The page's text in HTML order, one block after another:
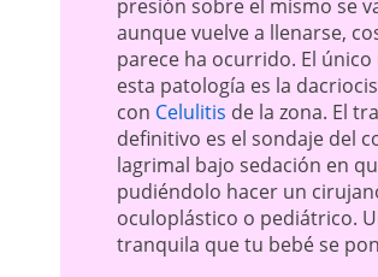
presión sobre el mismo se
aunque vuelve a llenarse,
parece ha ocurrido. El único
esta patología es la
con Celulitis de la zona. El
definitivo es el sondaje del
lagrimal bajo sedación en
pudiéndolo hacer un
oculoplástico o pediátrico.
tranquila que tu bebé se